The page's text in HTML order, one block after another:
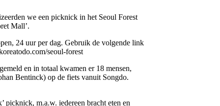
we een picknick in het Seoul Forest
Mall’.
24 uur per dag. Gebruik de volgende link
seoul-forest
en in totaal kwamen er 18 mensen,
Bentinck) op de fiets vanuit Songdo.
picknick, m.a.w. iedereen bracht eten en